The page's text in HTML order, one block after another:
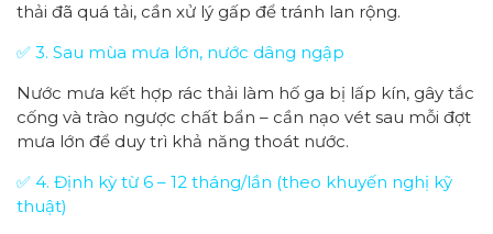
thải đã quá tải, cần xử lý gấp để tránh lan rộng.
✅ 3. Sau mùa mưa lớn, nước dâng ngập
Nước mưa kết hợp rác thải làm hố ga bị lấp kín, gây tắc
cống và trào ngược chất bẩn – cần nạo vét sau mỗi đợt
mưa lớn để duy trì khả năng thoát nước.
✅ 4. Định kỳ từ 6 – 12 tháng/lần (theo khuyến nghị kỹ
thuật)